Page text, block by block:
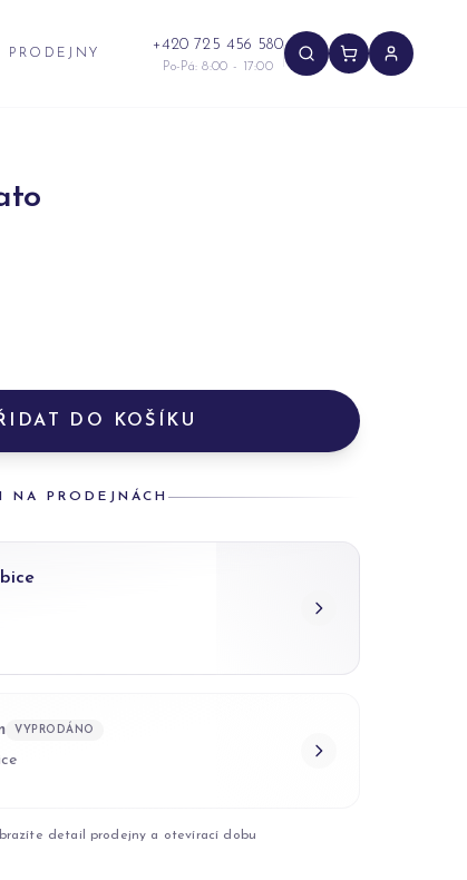
PRODEJNY +420 725 456 580
Po-Pá: 8:00 - 17:00
DO KOŠÍKU
PRODEJNÁCH
VYPRODÁNO
detail prodejny a otevírací dobu